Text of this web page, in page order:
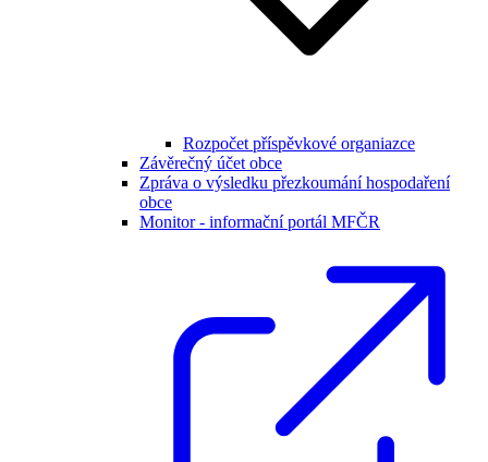
Rozpočet příspěvkové organiazce
Závěrečný účet obce
Zpráva o výsledku přezkoumání hospodaření
obce
Monitor - informační portál MFČR